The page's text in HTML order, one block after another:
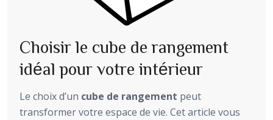
Choisir le cube de rangement
idéal pour votre intérieur
Le choix d’un cube de rangement peut
transformer votre espace de vie. Cet article vous